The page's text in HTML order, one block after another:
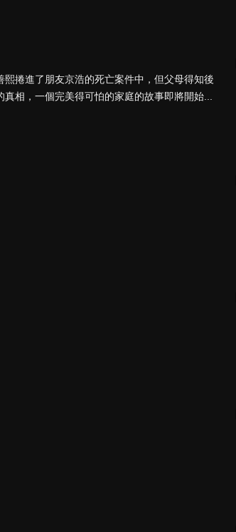
捲進了朋友京浩的死亡案件中，但父母得知後
相，一個完美得可怕的家庭的故事即將開始...